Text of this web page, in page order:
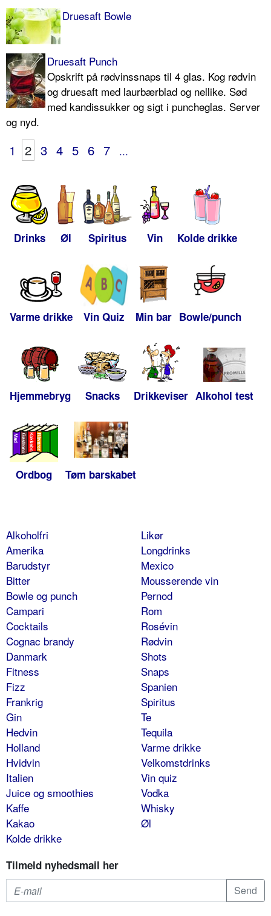
Druesaft Bowle
Druesaft Punch
Opskrift på rødvinssnaps til 4 glas. Kog rødvin
og druesaft med laurbærblad og nellike. Sød
med kandissukker og sigt i puncheglas. Server
og nyd.
1 2 3 4 5 6 7 ...
Drinks Øl Spiritus Vin Kolde drikke
Varme drikke Vin Quiz Min bar Bowle/punch
Hjemmebryg Snacks Drikkeviser Alkohol test
Ordbog Tøm barskabet
Alkoholfri
Amerika
Barudstyr
Bitter
Bowle og punch
Campari
Cocktails
Cognac brandy
Danmark
Fitness
Fizz
Frankrig
Gin
Hedvin
Holland
Hvidvin
Italien
Juice og smoothies
Kaffe
Kakao
Kolde drikke
Likør
Longdrinks
Mexico
Mousserende vin
Pernod
Rom
Rosévin
Rødvin
Shots
Snaps
Spanien
Spiritus
Te
Tequila
Varme drikke
Velkomstdrinks
Vin quiz
Vodka
Whisky
Øl
Tilmeld nyhedsmail her